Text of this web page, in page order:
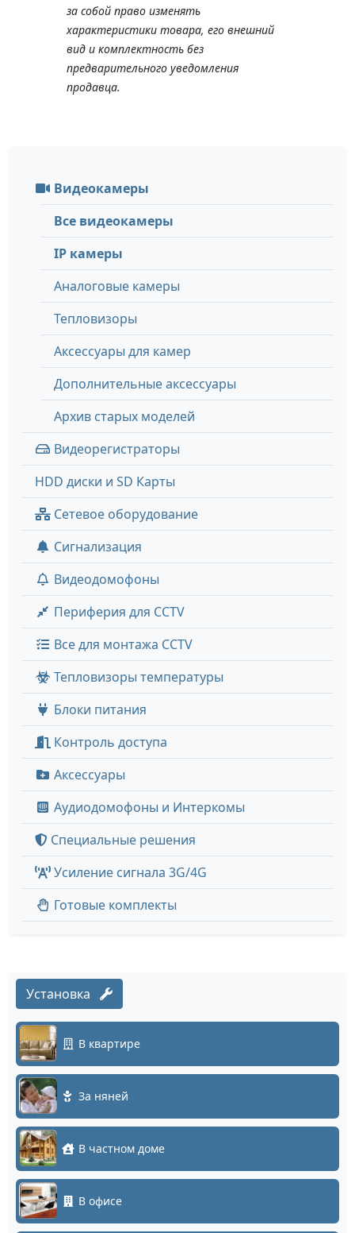
за собой право изменять
характеристики товара, его внешний
вид и комплектность без
предварительного уведомления
продавца.
Видеокамеры
Все видеокамеры
IP камеры
Аналоговые камеры
Тепловизоры
Аксессуары для камер
Дополнительные аксессуары
Архив старых моделей
Видеорегистраторы
HDD диски и SD Карты
Сетевое оборудование
Сигнализация
Видеодомофоны
Периферия для CCTV
Все для монтажа CCTV
Тепловизоры температуры
Блоки питания
Контроль доступа
Аксессуары
Аудиодомофоны и Интеркомы
Специальные решения
Усиление сигнала 3G/4G
Готовые комплекты
Установка
В квартире
За няней
В частном доме
В офисе